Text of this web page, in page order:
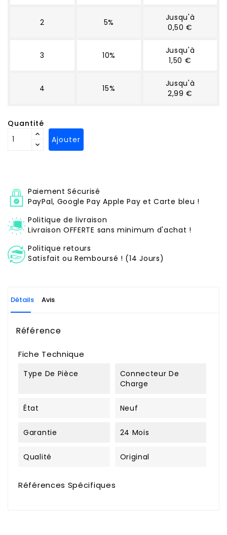
2 5%
Jusqu'à
0,50 €
3 10%
Jusqu'à
1,50 €
4 15%
Jusqu'à
2,99 €
Quantité
Ajouter
Paiement Sécurisé
PayPal, Google Pay Apple Pay et Carte bleu !
Politique de livraison
Livraison OFFERTE sans minimum d'achat !
Politique retours
Satisfait ou Remboursé ! (14 Jours)
Détails Avis
Référence
Fiche Technique
Type De Pièce
Connecteur De
Charge
État Neuf
Garantie 24 Mois
Qualité Original
Références Spécifiques